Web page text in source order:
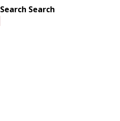
Search Search